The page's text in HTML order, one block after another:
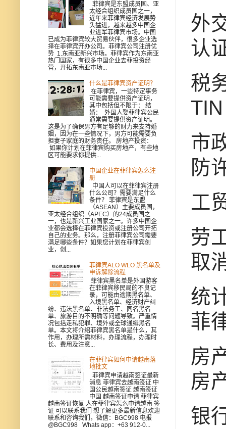
外
认
税
市
防
工
劳
取
统
菲
房
房
银
菲律宾是东盟成员国、亚
太经合组织成员国之一，
近年来菲律宾经济发展势
头猛进，越来越多中国企
业进军菲律宾市场。中国
已成为菲律宾较大贸易伙伴，很多企业选
择在菲律宾开办公司。菲律宾公司注册优
势 1.东南亚新兴市场。菲律宾作为东南亚
热门国家，有很多中国企业去菲投资经
营，开拓东南亚市场...
什么是菲律宾资产证明？
在菲律宾，一些特定事务
可能需要提供资产证明，
其中包括但不限于： 结
婚： 外国人娶菲律宾公民
通常需要提供资产证明。
这是为了确保男方有足够的财力来支持婚
姻，因为在一些情况下，男方可能需要负
担妻子家庭的财务责任。 房地产投资：
如果你计划在菲律宾购买房地产，有些地
区可能要求你提供...
中国企业在菲律宾怎么注
册
中国人可以在菲律宾注册
什么公司？需要满足什么
条件？ 菲律宾是东盟
（ASEAN）主要成员国，
亚太经合组织（APEC）的24成员国之
一，也是新兴工业国家之一。许多中国企
业都会选择在菲律宾投资或注册公司开拓
自己的业务。那么，注册菲律宾公司需要
满足哪些条件？如果您计划在菲律宾创
业，创...
菲律宾ALO WLO 黑名单及
申诉解除流程
菲律宾黑名单是外国游客
在菲律宾移民局的不良记
录，可能由逾期黑名单、
入境黑名单、经济财产纠
纷、违法黑名单、非法务工、同名黑名
单、旅游目的不明确等问题导致。严重情
况包括走私犯罪、境外或全球通缉黑名
单。本文将介绍菲律宾黑名单是什么，其
作用，办理所需材料，办理流程，办理时
长、费用及注意...
在菲律宾如何申请越南落
地批文
菲律宾申请越南签证最新
消息 菲律宾去越南签证 中
国公民越南签证 越南签证
中国 越南签证申请 菲律宾
越南签证恢复 人在菲律宾怎么申请越南 签
证 可以联系我们 想了解更多最新信息欢迎
联系和咨询我们，微信：BGC998 电报
@BGC998 Whats app：+63 912-0...